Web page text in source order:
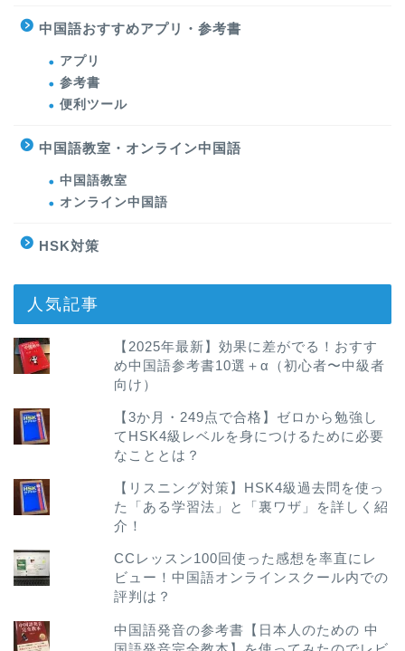
中国語おすすめアプリ・参考書
アプリ
参考書
便利ツール
中国語教室・オンライン中国語
中国語教室
オンライン中国語
HSK対策
人気記事
【2025年最新】効果に差がでる！おすす
め中国語参考書10選＋α（初心者〜中級者
向け）
【3か月・249点で合格】ゼロから勉強し
てHSK4級レベルを身につけるために必要
なこととは？
【リスニング対策】HSK4級過去問を使っ
た「ある学習法」と「裏ワザ」を詳しく紹
介！
CCレッスン100回使った感想を率直にレ
ビュー！中国語オンラインスクール内での
評判は？
中国語発音の参考書【日本人のための 中